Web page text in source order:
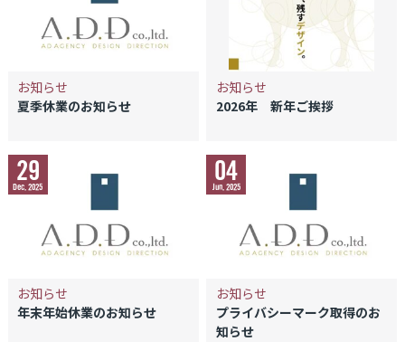
お知らせ
夏季休業のお知らせ
お知らせ
2026年 新年ご挨拶
29
Dec, 2025
お知らせ
年末年始休業のお知らせ
04
Jun, 2025
お知らせ
プライバシーマーク取得のお
知らせ